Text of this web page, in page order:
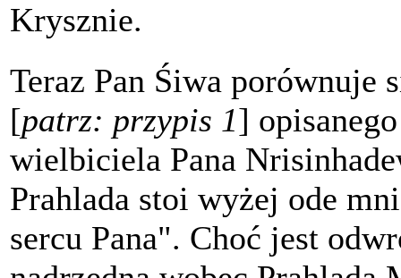
Krysznie.
Teraz Pan Śiwa porównuje
[patrz: przypis 1]
wielbiciela Pana
Prahlada stoi wyżej ode
sercu Pana". Choć jest